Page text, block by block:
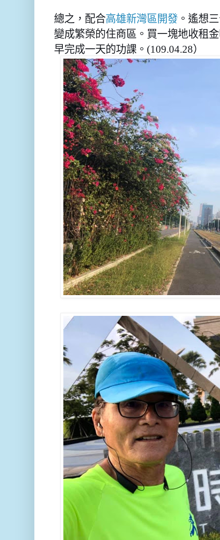
總之，配合高雄新灣區開發 。遙想
變成繁榮的住商區。買一塊地收租
早完成一天的功課。(109.04.28）